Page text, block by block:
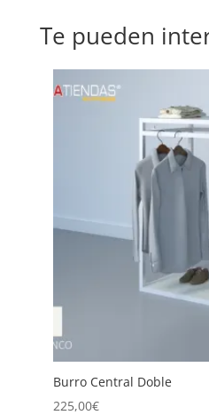
Te pueden
Burro Central Doble
225,00€